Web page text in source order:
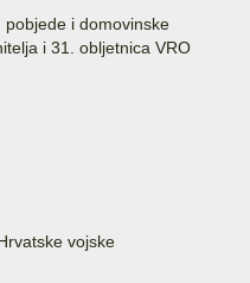
pobjede i domovinske
i 31. obljetnica VRO
vojske